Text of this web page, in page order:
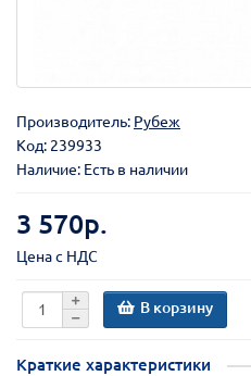
Производитель: Рубеж
Код: 239933
Наличие: Есть в наличии
3 570р.
Цена с НДС
В корзину
Краткие характеристики